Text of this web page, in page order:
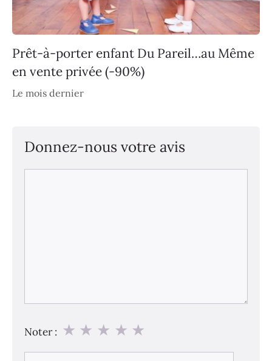
Prêt-à-porter enfant Du Pareil…au Même
en vente privée (-90%)
Le mois dernier
Donnez-nous votre avis
Noter : ★
★
★
★
★